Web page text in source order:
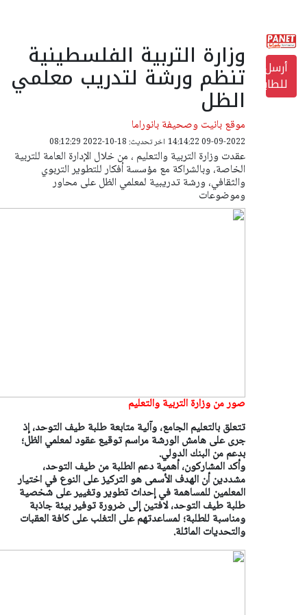
أرسل
للطابعة
وزارة التربية الفلسطينية
تنظم ورشة لتدريب معلمي
الظل
موقع بانيت وصحيفة بانوراما
09-09-2022 14:14:22 اخر تحديث: 18-10-2022 08:12:29
عقدت وزارة التربية والتعليم ، من خلال الإدارة العامة للتربية
الخاصة، وبالشراكة مع مؤسسة أفكار للتطوير التربوي
والثقافي، ورشة تدريبية لمعلمي الظل على محاور
وموضوعات
صور من وزارة التربية والتعليم
تتعلق بالتعليم الجامع، وآلية متابعة طلبة طيف التوحد، إذ
جرى على هامش الورشة مراسم توقيع عقود لمعلمي الظل؛
بدعم من البنك الدولي.
وأكد المشاركون، أهمية دعم الطلبة من طيف التوحد،
مشددين أن الهدف الأسمى هو التركيز على النوع في اختيار
المعلمين للمساهمة في إحداث تطوير وتغيير على شخصية
طلبة طيف التوحد، لافتين إلى ضرورة توفير بيئة جاذبة
ومناسبة للطلبة؛ لمساعدتهم على التغلب على كافة العقبات
والتحديات الماثلة.